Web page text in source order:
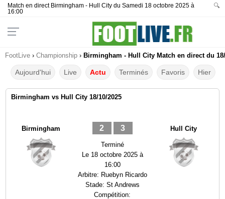
Match en direct Birmingham - Hull City du Samedi 18 octobre 2025 à
16:00
🔍
FootLive › Championship › Birmingham - Hull City Match en direct du 18/
Aujourd'hui Live Actu Terminés Favoris Hier
Birmingham vs Hull City 18/10/2025
Birmingham 2 3
Terminé
Le 18 octobre 2025 à
16:00
Arbitre: Ruebyn Ricardo
Stade: St Andrews
Compétition:
Hull City